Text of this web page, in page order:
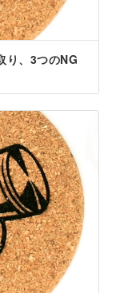
り、3つのNG